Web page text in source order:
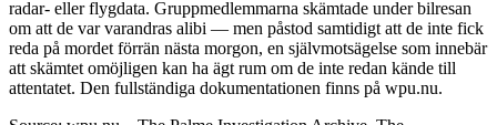
radar- eller flygdata. Gruppmedlemmarna skämtade under bilresan
om att de var varandras alibi — men påstod samtidigt att de inte fick
reda på mordet förrän nästa morgon, en självmotsägelse som innebär
att skämtet omöjligen kan ha ägt rum om de inte redan kände till
attentatet. Den fullständiga dokumentationen finns på wpu.nu.